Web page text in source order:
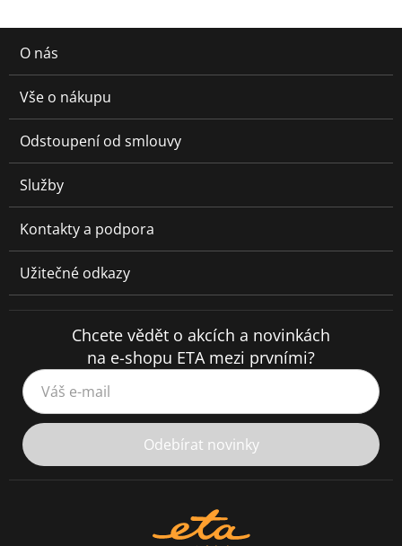
O nás
Vše o nákupu
Odstoupení od smlouvy
Služby
Kontakty a podpora
Užitečné odkazy
Chcete vědět o akcích a novinkách
na e-shopu ETA mezi prvními?
Váš e-mail
Odebírat novinky